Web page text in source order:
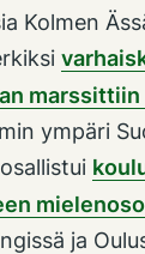
Kolmen
marssittiin
ympäri
ja